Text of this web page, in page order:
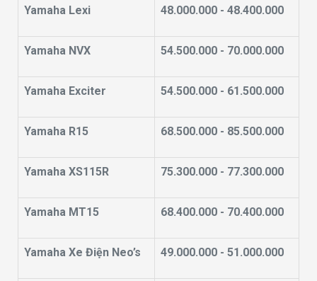
Yamaha Lexi 48.000.000 - 48.400.000
Yamaha NVX 54.500.000 - 70.000.000
Yamaha Exciter 54.500.000 - 61.500.000
Yamaha R15 68.500.000 - 85.500.000
Yamaha XS115R 75.300.000 - 77.300.000
Yamaha MT15 68.400.000 - 70.400.000
Yamaha Xe Điện Neo’s 49.000.000 - 51.000.000